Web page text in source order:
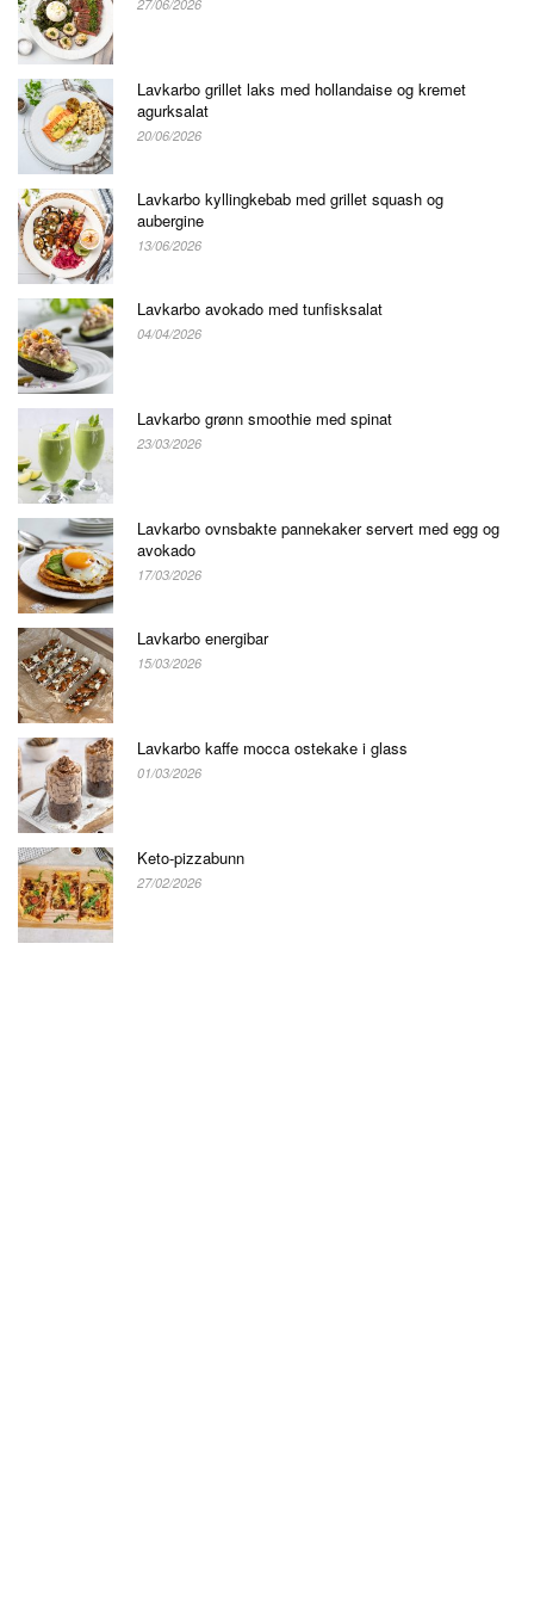
27/06/2026
Lavkarbo grillet laks med hollandaise og kremet
agurksalat
20/06/2026
Lavkarbo kyllingkebab med grillet squash og
aubergine
13/06/2026
Lavkarbo avokado med tunfisksalat
04/04/2026
Lavkarbo grønn smoothie med spinat
23/03/2026
Lavkarbo ovnsbakte pannekaker servert med egg og
avokado
17/03/2026
Lavkarbo energibar
15/03/2026
Lavkarbo kaffe mocca ostekake i glass
01/03/2026
Keto-pizzabunn
27/02/2026